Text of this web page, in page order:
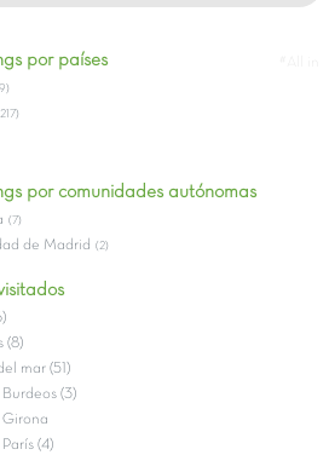
por países
por comunidades autónomas
(7)
de Madrid (2)
(8)
mar (51)
(3)
Girona
(4)